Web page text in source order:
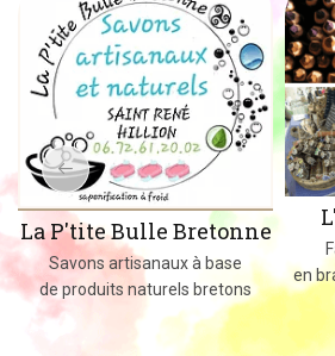
La P'tite Bulle Bretonne
Savons artisanaux à base
de produits naturels bretons
en